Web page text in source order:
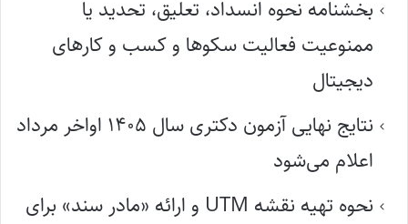
بخشنامه نحوه انسداد، تعلیق، تحدید یا
ممنوعیت فعالیت سکوها و کسب و کارهای
دیجیتال
نتایج نهایی آزمون دکتری سال ۱۴۰۵ اواخر مرداد
اعلام می‌شود
نحوه تهیه نقشه UTM و ارائه «مادر سند» برای